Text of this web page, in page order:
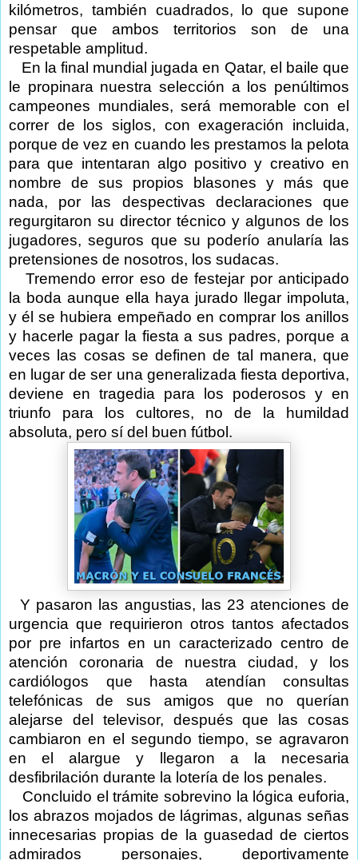
kilómetros, también cuadrados, lo que supone
pensar que ambos territorios son de una
respetable amplitud.
En la final mundial jugada en Qatar, el baile que
le propinara nuestra selección a los penúltimos
campeones mundiales, será memorable con el
correr de los siglos, con exageración incluida,
porque de vez en cuando les prestamos la pelota
para que intentaran algo positivo y creativo en
nombre de sus propios blasones y más que
nada, por las despectivas declaraciones que
regurgitaron su director técnico y algunos de los
jugadores, seguros que su poderío anularía las
pretensiones de nosotros, los sudacas.
Tremendo error eso de festejar por anticipado
la boda aunque ella haya jurado llegar impoluta,
y él se hubiera empeñado en comprar los anillos
y hacerle pagar la fiesta a sus padres, porque a
veces las cosas se definen de tal manera, que
en lugar de ser una generalizada fiesta deportiva,
deviene en tragedia para los poderosos y en
triunfo para los cultores, no de la humildad
absoluta, pero sí del buen fútbol.
Y pasaron las angustias, las 23 atenciones de
urgencia que requirieron otros tantos afectados
por pre infartos en un caracterizado centro de
atención coronaria de nuestra ciudad, y los
cardiólogos que hasta atendían consultas
telefónicas de sus amigos que no querían
alejarse del televisor, después que las cosas
cambiaron en el segundo tiempo, se agravaron
en el alargue y llegaron a la necesaria
desfibrilación durante la lotería de los penales.
Concluido el trámite sobrevino la lógica euforia,
los abrazos mojados de lágrimas, algunas señas
innecesarias propias de la guasedad de ciertos
admirados personajes, deportivamente